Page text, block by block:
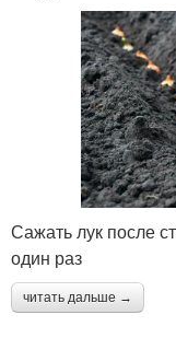
Сажать лук после
один раз
читать дальше →